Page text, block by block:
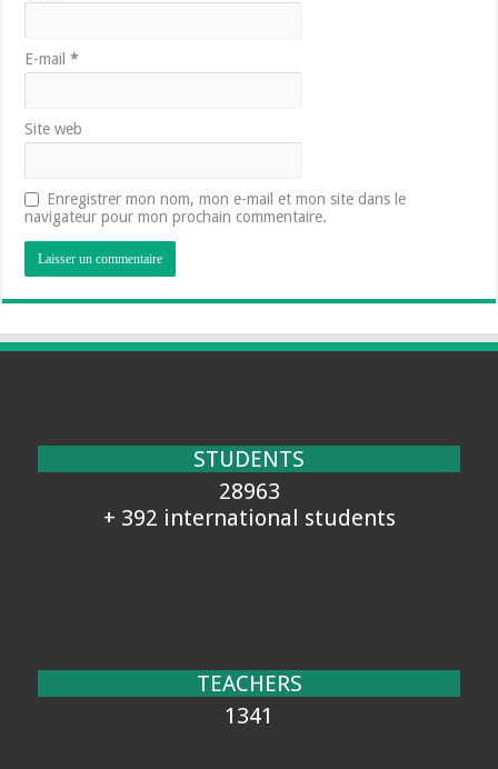
E-mail*
Site web
Enregistrer mon nom, mon e-mail et mon site dans le
navigateur pour mon prochain commentaire.
STUDENTS
28963
+ 392 international students
TEACHERS
1341